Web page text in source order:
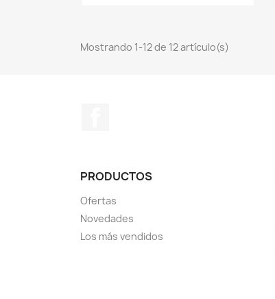
Mostrando 1-12 de 12 artículo(s)
PRODUCTOS
Ofertas
Novedades
Los más vendidos